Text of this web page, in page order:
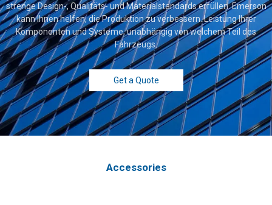
strenge Design-, Qualitäts- und Materialstandards erfüllen. Emerson
kann Ihnen helfen, die Produktion zu verbessern. Leistung Ihrer
Komponenten und Systeme, unabhängig von welchem Teil des
Fahrzeugs.
Get a Quote
Accessories